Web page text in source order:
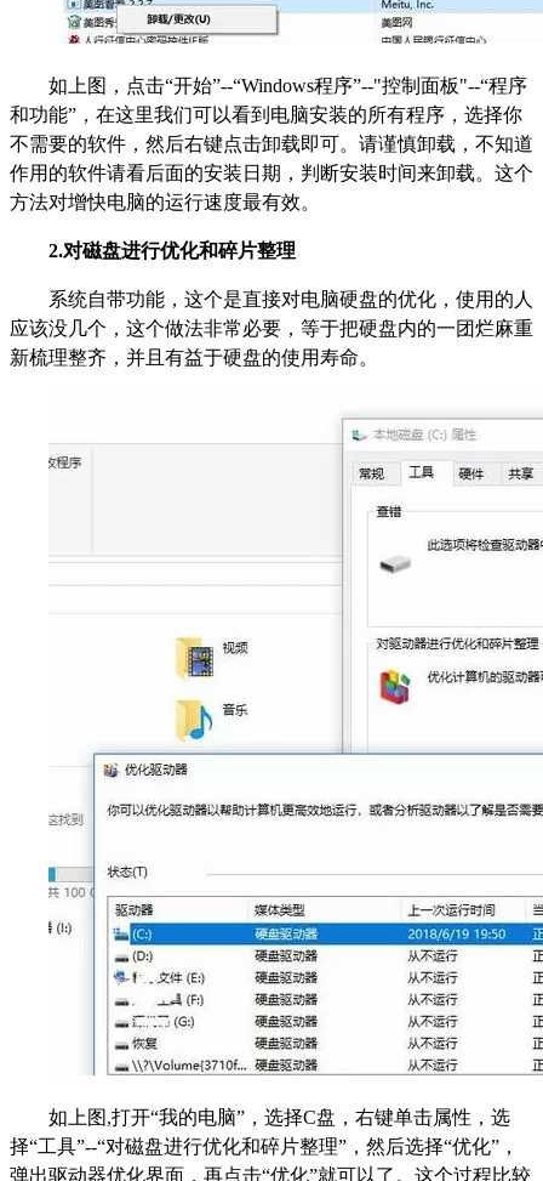
如上图，点击“开始”--“Windows程序”--"控制面板"--“程序
和功能”，在这里我们可以看到电脑安装的所有程序，选择你
不需要的软件，然后右键点击卸载即可。请谨慎卸载，不知道
作用的软件请看后面的安装日期，判断安装时间来卸载。这个
方法对增快电脑的运行速度最有效。
2.对磁盘进行优化和碎片整理
系统自带功能，这个是直接对电脑硬盘的优化，使用的人
应该没几个，这个做法非常必要，等于把硬盘内的一团烂麻重
新梳理整齐，并且有益于硬盘的使用寿命。
如上图,打开“我的电脑”，选择C盘，右键单击属性，选
择“工具”--“对磁盘进行优化和碎片整理”，然后选择“优化”，
弹出驱动器优化界面，再点击“优化”就可以了。这个过程比较